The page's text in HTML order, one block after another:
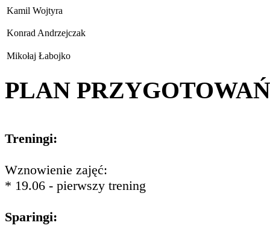
Kamil Wojtyra
Konrad Andrzejczak
Mikołaj Łabojko
PLAN PRZYGOTOWAŃ
Treningi:
Wznowienie zajęć:
* 19.06 - pierwszy trening
Sparingi: